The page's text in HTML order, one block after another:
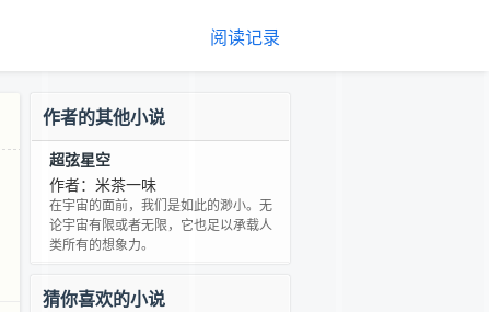
阅读记录
作者的其他小说
超弦星空
作者：米茶一味
在宇宙的面前，我们是如此的渺小。无
论宇宙有限或者无限，它也足以承载人
类所有的想象力。
猜你喜欢的小说